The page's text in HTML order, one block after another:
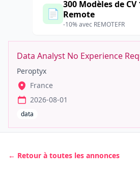
📄
300 Modèles de CV
Remote
-10% avec REMOTEFR
Data Analyst No Experience
Peroptyx
France
2026-08-01
data
← Retour à toutes les annonces